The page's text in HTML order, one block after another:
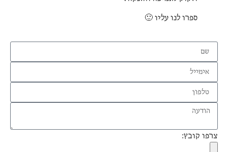
ספרו לנו עליו 🙂
צרפו קובץ: